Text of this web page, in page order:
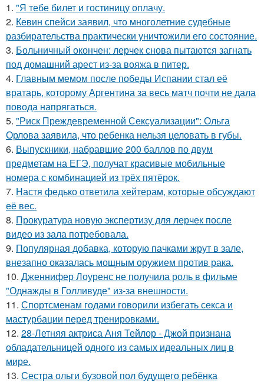
1. "Я тебе билет и гостиницу оплачу.
2. Кевин спейси заявил, что многолетние судебные
разбирательства практически уничтожили его состояние.
3. Больничный окончен: лерчек снова пытаются загнать
под домашний арест из-за вояжа в питер.
4. Главным мемом после победы Испании стал её
вратарь, которому Аргентина за весь матч почти не дала
повода напрягаться.
5. "Риск Преждевременной Сексуализации": Ольга
Орлова заявила, что ребенка нельзя целовать в губы.
6. Выпускники, набравшие 200 баллов по двум
предметам на ЕГЭ, получат красивые мобильные
номера с комбинацией из трёх пятёрок.
7. Настя федько ответила хейтерам, которые обсуждают
её вес.
8. Прокуратура новую экспертизу для лерчек после
видео из зала потребовала.
9. Популярная добавка, которую пачками жрут в зале,
внезапно оказалась мощным оружием против рака.
10. Дженнифер Лоуренс не получила роль в фильме
"Однажды в Голливуде" из-за внешности.
11. Спортсменам годами говорили избегать секса и
мастурбации перед тренировками.
12. 28-Летняя актриса Аня Тейлор - Джой признана
обладательницей одного из самых идеальных лиц в
мире.
13. Сестра ольги бузовой пол будущего ребёнка